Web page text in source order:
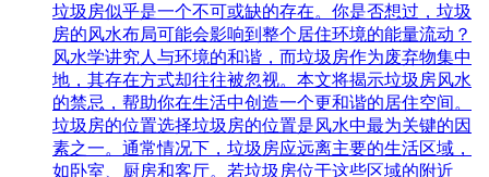
垃圾房似乎是一个不可或缺的存在。你是否想过，垃圾
房的风水布局可能会影响到整个居住环境的能量流动？
风水学讲究人与环境的和谐，而垃圾房作为废弃物集中
地，其存在方式却往往被忽视。本文将揭示垃圾房风水
的禁忌，帮助你在生活中创造一个更和谐的居住空间。
垃圾房的位置选择垃圾房的位置是风水中最为关键的因
素之一。通常情况下，垃圾房应远离主要的生活区域，
如卧室、厨房和客厅。若垃圾房位于这些区域的附近